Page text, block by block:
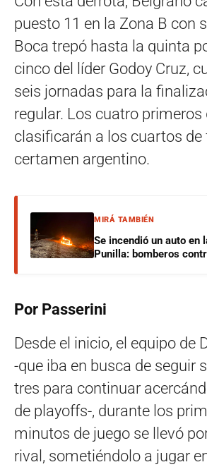
puesto 11 en la Zona B con
Boca trepó hasta la quinta
cinco del líder Godoy Cruz,
seis jornadas para la
regular. Los cuatro primeros
clasificarán a los cuartos de
certamen argentino.
MIRÁ TAMBIÉN
Se incendió un auto en
Punilla: bomberos
Por Passerini
Desde el inicio, el equipo de
-que iba en busca de seguir
tres para continuar
de playoffs-, durante los
minutos de juego se llevó
rival, sometiéndolo a jugar